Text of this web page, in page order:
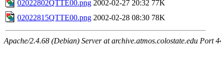
02022802QTTE00.png 2002-02-27 20:32 77K
02022815QTTE00.png 2002-02-28 08:30 78K
Apache/2.4.68 (Debian) Server at archive.atmos.colostate.edu Port